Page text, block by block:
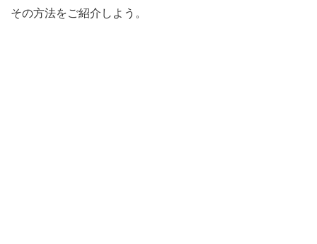
その方法をご紹介しよう。